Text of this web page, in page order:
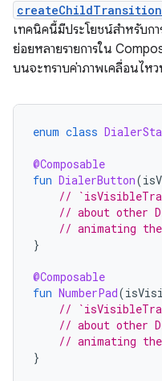
createChildTransition
เทคนิคนี้มีประโยชน์สำหรับก
ย่อยหลายรายการใน
บนจะทราบค่าภาพเคลื่อนไห
enum class
@Composable
fun DialerButton(
//
// about other
// animating
}
@Composable
fun NumberPad(
//
// about other
// animating
}